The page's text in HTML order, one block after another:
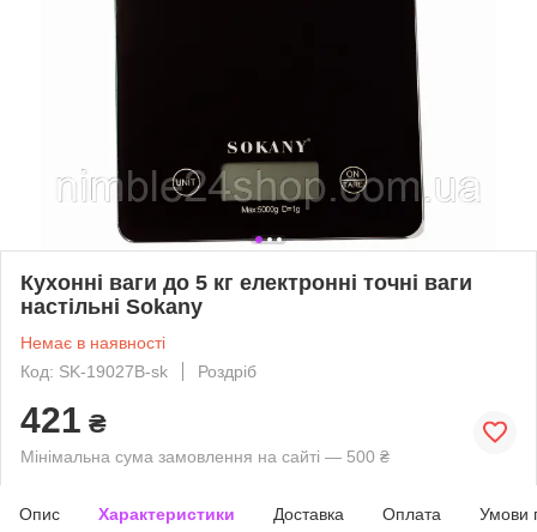
Кухонні ваги до 5 кг електронні точні ваги
настільні Sokany
Немає в наявності
Код: SK-19027B-sk
Роздріб
421 ₴
Мінімальна сума замовлення на сайті — 500 ₴
Опис Характеристики Доставка Оплата Умови